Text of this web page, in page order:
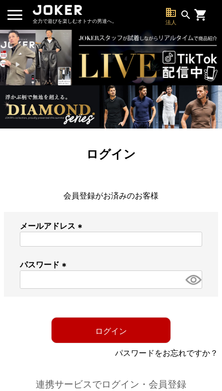
全力で遊びを楽しむオトナの男達へ。
business
法人
search
ログイン
会員登録がお済みのお客様
メールアドレス
パスワード
必
ログイン
パスワードをお忘れですか？
連携サービスでログイン・会員登録